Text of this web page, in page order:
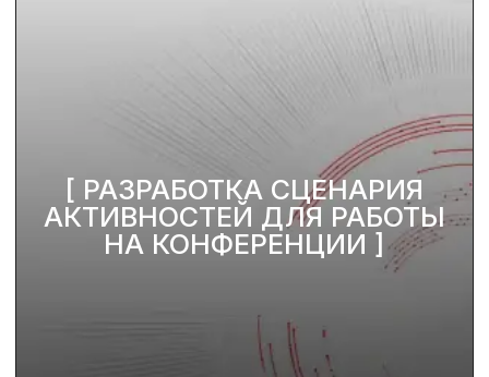
медиа
вакансии
об агенстве
контакты
[ РАЗРАБОТКА СЦЕНАРИЯ
АКТИВНОСТЕЙ ДЛЯ РАБОТЫ
НА КОНФЕРЕНЦИИ ]
Читайте кейс полностью за 10 минут или сразу
смотрите результаты